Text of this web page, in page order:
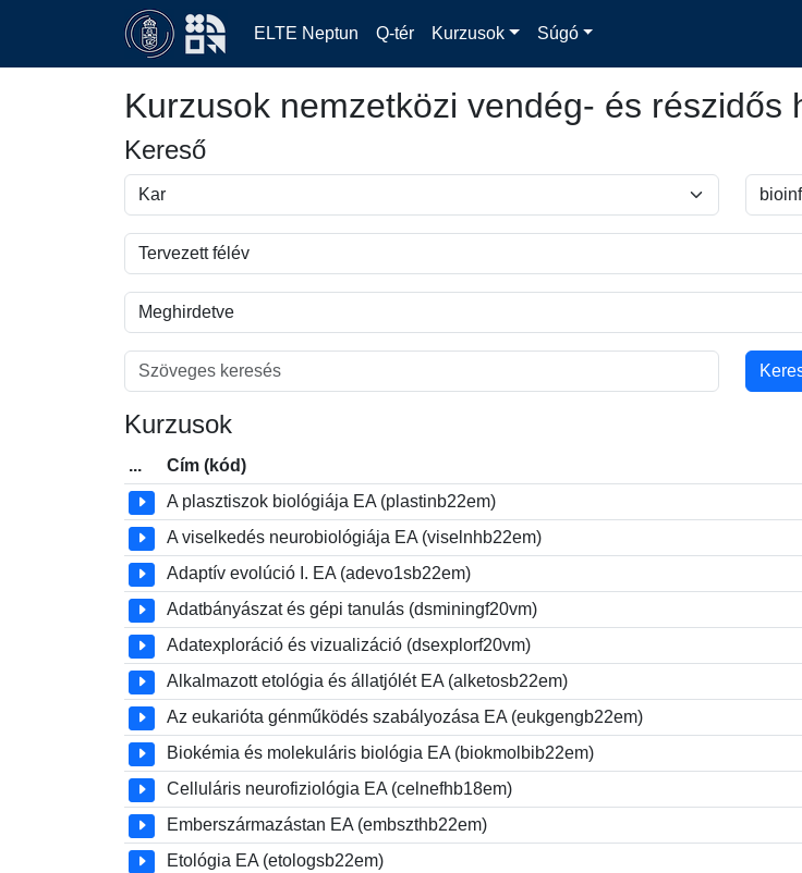
ELTE Neptun Q-tér Kurzusok Súgó
Kurzusok nemzetközi vendég- és részidős
Kereső
Kurzusok
... Cím (kód)
A plasztiszok biológiája EA (plastinb22em)
A viselkedés neurobiológiája EA (viselnhb22em)
Adaptív evolúció I. EA (adevo1sb22em)
Adatbányászat és gépi tanulás (dsminingf20vm)
Adatexploráció és vizualizáció (dsexplorf20vm)
Alkalmazott etológia és állatjólét EA (alketosb22em)
Az eukarióta génműködés szabályozása EA (eukgengb22em)
Biokémia és molekuláris biológia EA (biokmolbib22em)
Celluláris neurofiziológia EA (celnefhb18em)
Emberszármazástan EA (embszthb22em)
Etológia EA (etologsb22em)